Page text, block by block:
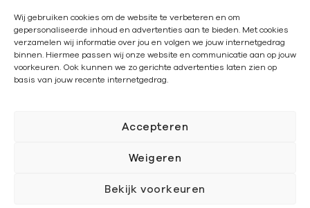
Wij gebruiken cookies om de website te verbeteren en om
gepersonaliseerde inhoud en advertenties aan te bieden. Met cookies
verzamelen wij informatie over jou en volgen we jouw internetgedrag
binnen. Hiermee passen wij onze website en communicatie aan op jouw
voorkeuren. Ook kunnen we zo gerichte advertenties laten zien op
basis van jouw recente internetgedrag.
Accepteren
Weigeren
Bekijk voorkeuren
Nieuwsbrief